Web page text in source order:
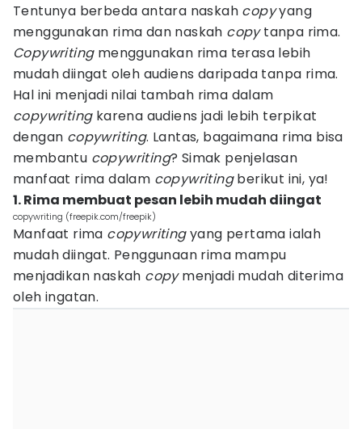
Tentunya berbeda antara naskah copyyang
menggunakan rima dan naskah copytanpa rima.
Copywritingmenggunakan rima terasa lebih
mudah diingat oleh audiens daripada tanpa rima.
Hal ini menjadi nilai tambah rima dalam
copywritingkarena audiens jadi lebih terpikat
dengan copywriting. Lantas, bagaimana rima bisa
membantu copywriting? Simak penjelasan
manfaat rima dalam copywritingberikut ini, ya!
1. Rima membuat pesan lebih mudah diingat
copywriting (freepik.com/freepik)
Manfaat rima copywritingyang pertama ialah
mudah diingat. Penggunaan rima mampu
menjadikan naskah copymenjadi mudah diterima
oleh ingatan.